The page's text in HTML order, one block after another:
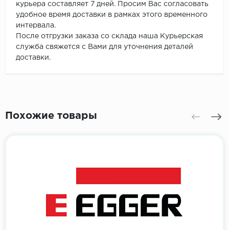
курьера составляет 7 дней. Просим Вас согласовать
удобное время доставки в рамках этого временного
интервала.
После отгрузки заказа со склада наша Курьерская
служба свяжется с Вами для уточнения деталей
доставки.
Похожие товары